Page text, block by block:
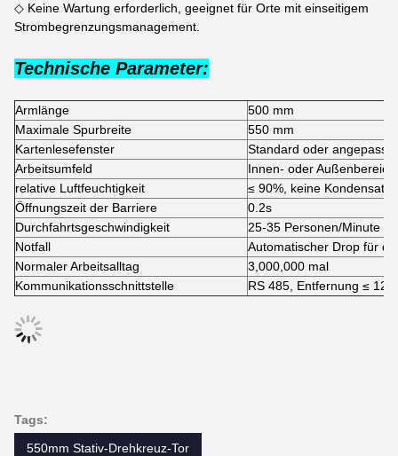
◇ Keine Wartung erforderlich, geeignet für Orte mit einseitigem
Strombegrenzungsmanagement.
Technische Parameter:
Armlänge
500 mm
Maximale Spurbreite
550 mm
Kartenlesefenster
Standard oder angepasst
Arbeitsumfeld
Innen- oder
relative Luftfeuchtigkeit
≤ 90%, keine
Öffnungszeit der Barriere
0.2s
Durchfahrtsgeschwindigkeit
25-35 Personen/Minute
Notfall
Automatischer Drop für
Normaler Arbeitsalltag
3,000,000 mal
Kommunikationsschnittstelle
RS 485, Entfernung ≤
Tags:
550mm Stativ-Drehkreuz-Tor